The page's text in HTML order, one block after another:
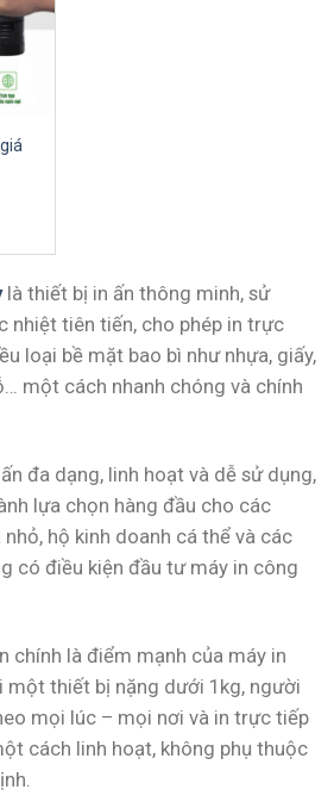
là thiết bị in ấn thông minh, sử
nhiệt tiên tiến, cho phép in trực
loại bề mặt bao bì như nhựa, giấy,
một cách nhanh chóng và chính
đa dạng, linh hoạt và dễ sử dụng,
lựa chọn hàng đầu cho các
hộ kinh doanh cá thể và các
có điều kiện đầu tư máy in công
chính là điểm mạnh của máy in
một thiết bị nặng dưới 1kg, người
mọi lúc – mọi nơi và in trực tiếp
cách linh hoạt, không phụ thuộc